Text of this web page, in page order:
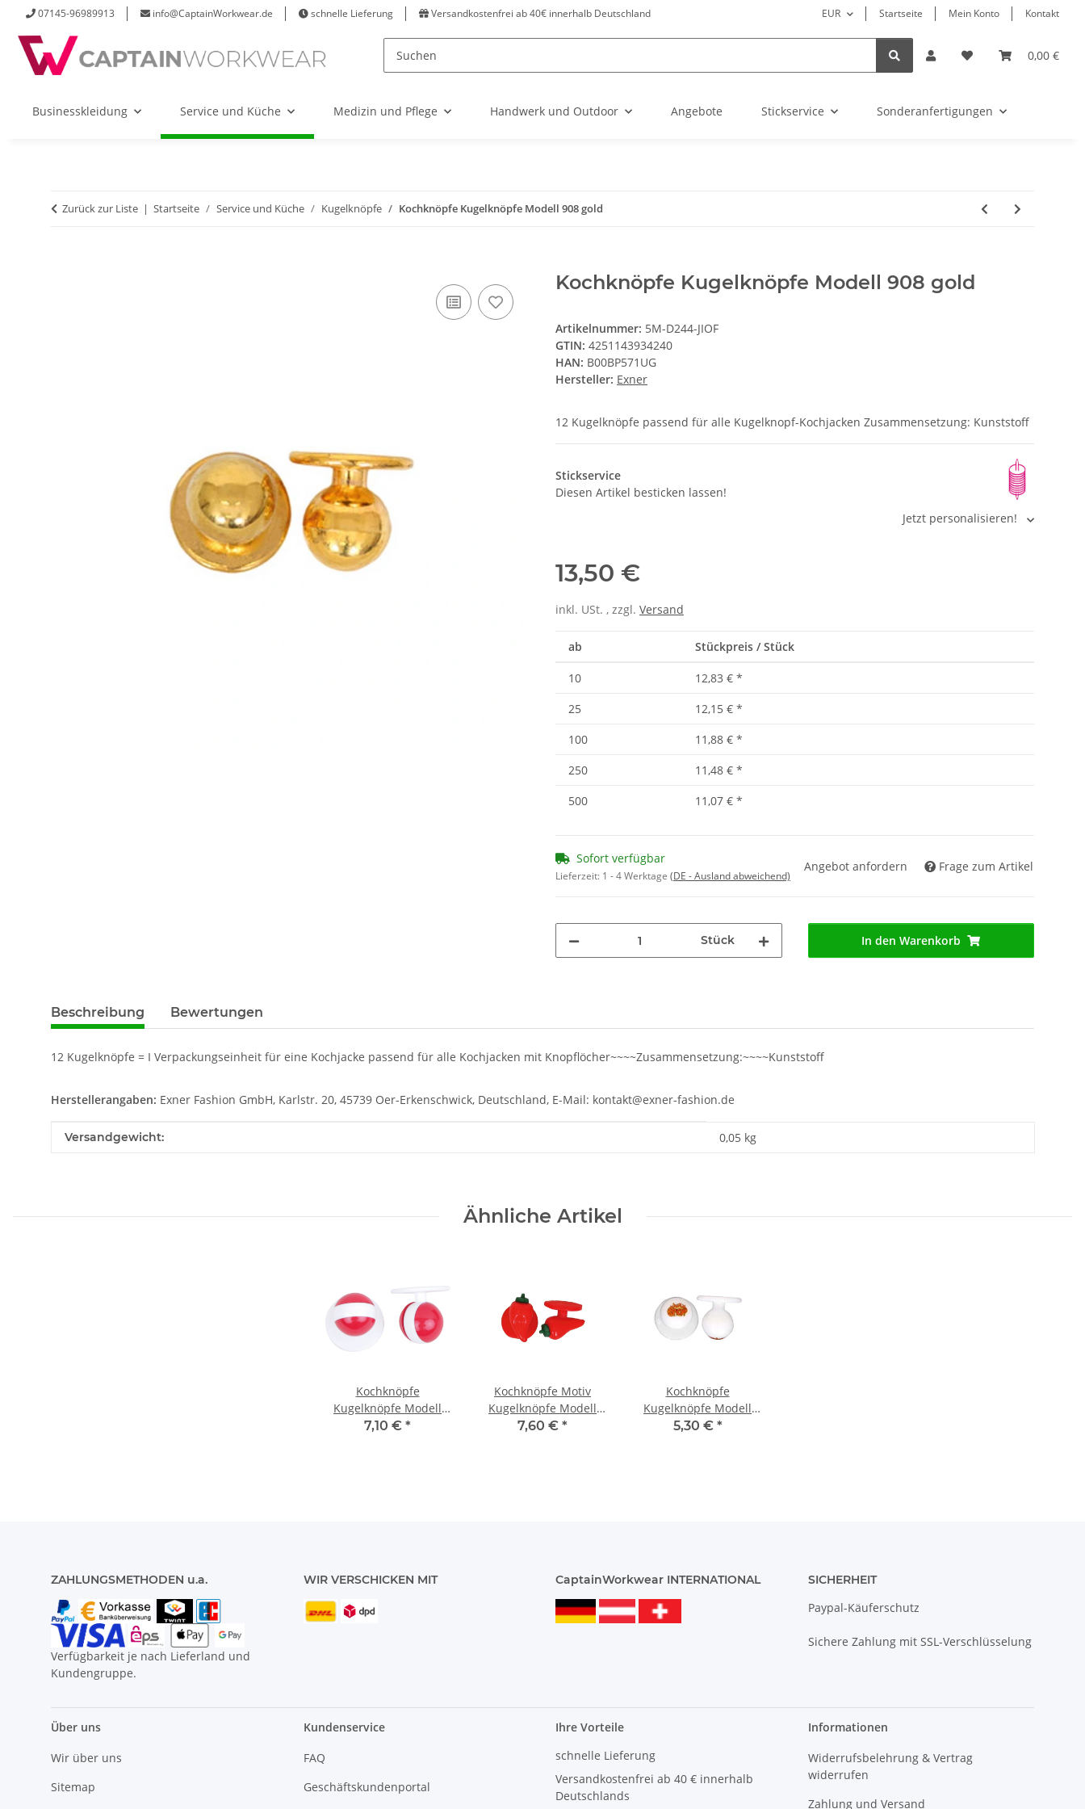
EUR Startseite Mein Konto Kontakt
07145-96989913 info@CaptainWorkwear.de schnelle Lieferung Versandkostenfrei ab 40€ innerhalb Deutschland
0,00 €
Businesskleidung Service und Küche Medizin und Pflege Handwerk und Outdoor Angebote Stickservice Sonderanfertigungen
Zurück zur Liste Startseite Service und Küche Kugelknöpfe Kochknöpfe Kugelknöpfe Modell 908 gold
Kochknöpfe Kugelknöpfe Modell 908 gold
Artikelnummer: 5M-D244-JIOF
GTIN: 4251143934240
HAN: B00BP571UG
Hersteller: Exner
12 Kugelknöpfe passend für alle Kugelknopf-Kochjacken Zusammensetzung: Kunststoff
Stickservice
Diesen Artikel besticken lassen!
Jetzt personalisieren!
13,50 €
inkl. USt. , zzgl. Versand
ab Stückpreis / Stück
10 12,83 € *
25
12,15 € *
100
11,88 € *
250
11,48 € *
500
11,07 € *
Sofort verfügbar
Lieferzeit: 1 - 4 Werktage (DE - Ausland abweichend)
Angebot anfordern Frage zum Artikel
Stück In den Warenkorb
Beschreibung Bewertungen
12 Kugelknöpfe = I Verpackungseinheit für eine Kochjacke passend für alle Kochjacken mit Knopflöcher~~~~Zusammensetzung:~~~~Kunststoff
Herstellerangaben: Exner Fashion GmbH, Karlstr. 20, 45739 Oer-Erkenschwick, Deutschland, E-Mail: kontakt@exner-fashion.de
Produkteigenschaft
Wert
Versandgewicht: 0,05 kg
Ähnliche Artikel
Kochknöpfe
Kugelknöpfe Modell
908 3 teilig Österreich
7,10 € *
Kochknöpfe Motiv
Kugelknöpfe Modell
928 Paprika
7,60 € *
Kochknöpfe
Kugelknöpfe Modell
908 weiß mit Spicy
5,30 € *
ZAHLUNGSMETHODEN u.a.
Verfügbarkeit je nach Lieferland und
Kundengruppe.
WIR VERSCHICKEN MIT CaptainWorkwear INTERNATIONAL SICHERHEIT
Paypal-Käuferschutz
Sichere Zahlung mit SSL-Verschlüsselung
Über uns
Wir über uns
Sitemap
Kundenservice
FAQ
Geschäftskundenportal
Ihre Vorteile
schnelle Lieferung
Versandkostenfrei ab 40 € innerhalb
Deutschlands
Informationen
Widerrufsbelehrung & Vertrag
widerrufen
Zahlung und Versand